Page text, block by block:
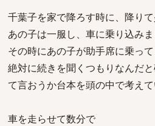
千葉子を家で降ろす時に、降り
あの子は一服し、車に乗り込みま
その時にあの子が助手席に乗って
絶対に続きを聞くつもりなんだ
て言おうか台本を頭の中で考えて
車を走らせて数分で